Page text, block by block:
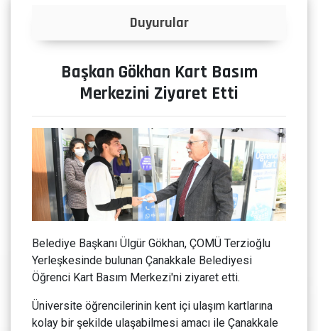
Başkan Gökhan Kart Basım
Merkezini Ziyaret Etti
Belediye Başkanı Ülgür Gökhan, ÇOMÜ Terzioğlu
Yerleşkesinde bulunan Çanakkale Belediyesi
Öğrenci Kart Basım Merkezi'ni ziyaret etti.
Üniversite öğrencilerinin kent içi ulaşım kartlarına
kolay bir şekilde ulaşabilmesi amacı ile Çanakkale